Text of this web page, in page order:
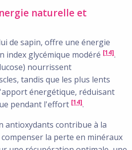
naturelle et
de sapin, offre une énergie
index glycémique modéré [14].
nourrissent
tandis que les plus lents
énergétique, réduisant
pendant l'effort [14].
antioxydants contribue à la
la perte en minéraux